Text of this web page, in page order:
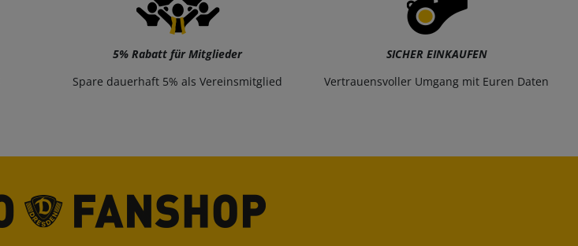
5% Rabatt für Mitglieder
Spare dauerhaft 5% als Vereinsmitglied
SICHER EINKAUFEN
Vertrauensvoller Umgang mit Euren Daten